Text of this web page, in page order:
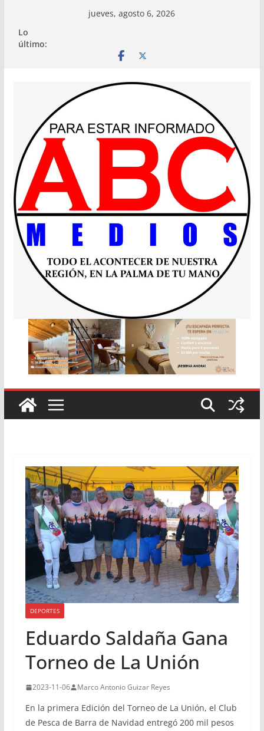
contenido
jueves, agosto 6, 2026
Lo
último:
DEPORTES
Eduardo Saldaña Gana
Torneo de La Unión
2023-11-06 Marco Antonio Guizar Reyes
En la primera Edición del Torneo de La Unión, el Club
de Pesca de Barra de Navidad entregó 200 mil pesos